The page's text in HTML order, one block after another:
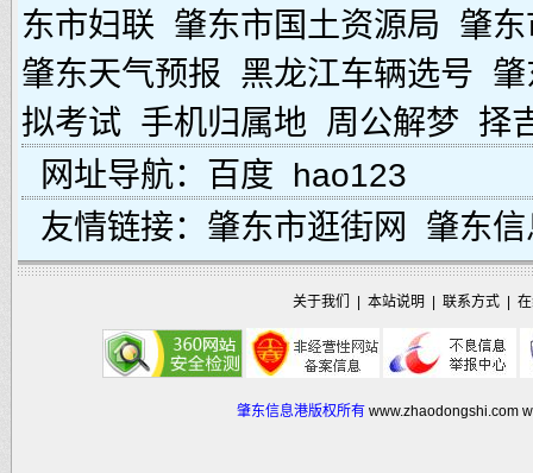
东市妇联 肇东市国土资源局 肇
肇东天气预报 黑龙江车辆选号
拟考试 手机归属地 周公解梦 择
网址导航： 百度 hao123
友情链接： 肇东市逛街网 肇东
关于我们 本站说明 联系方式|
肇东信息港版权所有 www.zhaodongshi.com